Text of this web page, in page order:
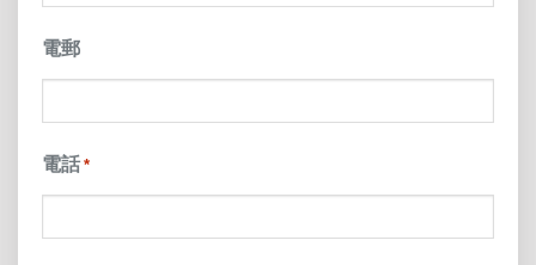
電郵
電話 *